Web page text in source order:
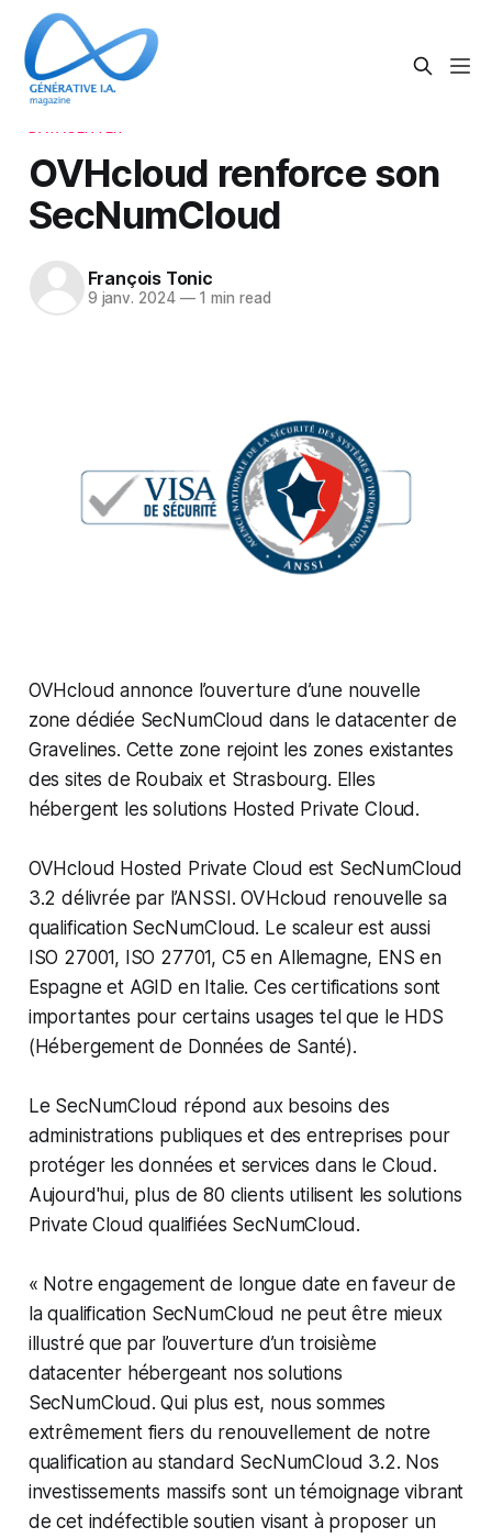
OVHcloud renforce son
SecNumCloud
François Tonic
9 janv. 2024 —1 min read
OVHcloud annonce l’ouverture d’une nouvelle
zone dédiée SecNumCloud dans le datacenter de
Gravelines. Cette zone rejoint les zones existantes
des sites de Roubaix et Strasbourg. Elles
hébergent les solutions Hosted Private Cloud.
OVHcloud Hosted Private Cloud est SecNumCloud
3.2 délivrée par l’ANSSI. OVHcloud renouvelle sa
qualification SecNumCloud. Le scaleur est aussi
ISO 27001, ISO 27701, C5 en Allemagne, ENS en
Espagne et AGID en Italie. Ces certifications sont
importantes pour certains usages tel que le HDS
(Hébergement de Données de Santé).
Le SecNumCloud répond aux besoins des
administrations publiques et des entreprises pour
protéger les données et services dans le Cloud.
Aujourd'hui, plus de 80 clients utilisent les solutions
Private Cloud qualifiées SecNumCloud.
« Notre engagement de longue date en faveur de
la qualification SecNumCloud ne peut être mieux
illustré que par l’ouverture d’un troisième
datacenter hébergeant nos solutions
SecNumCloud. Qui plus est, nous sommes
extrêmement fiers du renouvellement de notre
qualification au standard SecNumCloud 3.2. Nos
investissements massifs sont un témoignage vibrant
de cet indéfectible soutien visant à proposer un